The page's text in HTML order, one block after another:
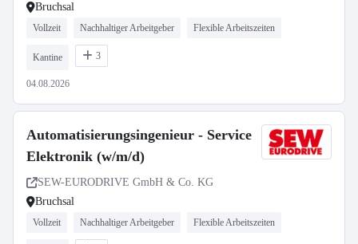
Bruchsal
Vollzeit Nachhaltiger Arbeitgeber Flexible Arbeitszeiten
Kantine 3
04.08.2026
Automatisierungsingenieur - Service
Elektronik (w/m/d)
SEW-EURODRIVE GmbH & Co. KG
Bruchsal
Vollzeit Nachhaltiger Arbeitgeber Flexible Arbeitszeiten